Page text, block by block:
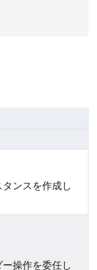
ンスを作成し
操作を委任し